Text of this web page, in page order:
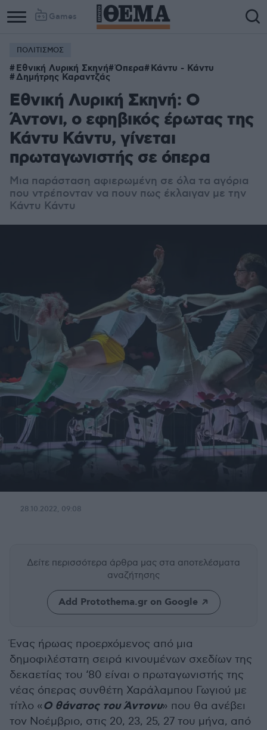
Games
ΠΟΛΙΤΙΣΜΟΣ
Εθνική Λυρική Σκηνή Όπερα Κάντυ - Κάντυ
Δημήτρης Καραντζάς
Εθνική Λυρική Σκηνή: Ο
Άντονι, ο εφηβικός έρωτας της
Κάντυ Κάντυ, γίνεται
πρωταγωνιστής σε όπερα
Μια παράσταση αφιερωμένη σε όλα τα αγόρια
που ντρέπονταν να πουν πως έκλαιγαν με την
Κάντυ Κάντυ
28.10.2022, 09:08
Δείτε περισσότερα άρθρα μας στα αποτελέσματα
αναζήτησης
Add Protothema.gr on Google
Ένας ήρωας προερχόμενος από μια
δημοφιλέστατη σειρά κινουμένων σχεδίων της
δεκαετίας του ‘80 είναι ο πρωταγωνιστής της
νέας όπερας συνθέτη Χαράλαμπου Γωγιού με
τίτλο «Ο θάνατος του Άντονυ» που θα ανέβει
τον Νοέμβριο, στις 20, 23, 25, 27 του μήνα, από